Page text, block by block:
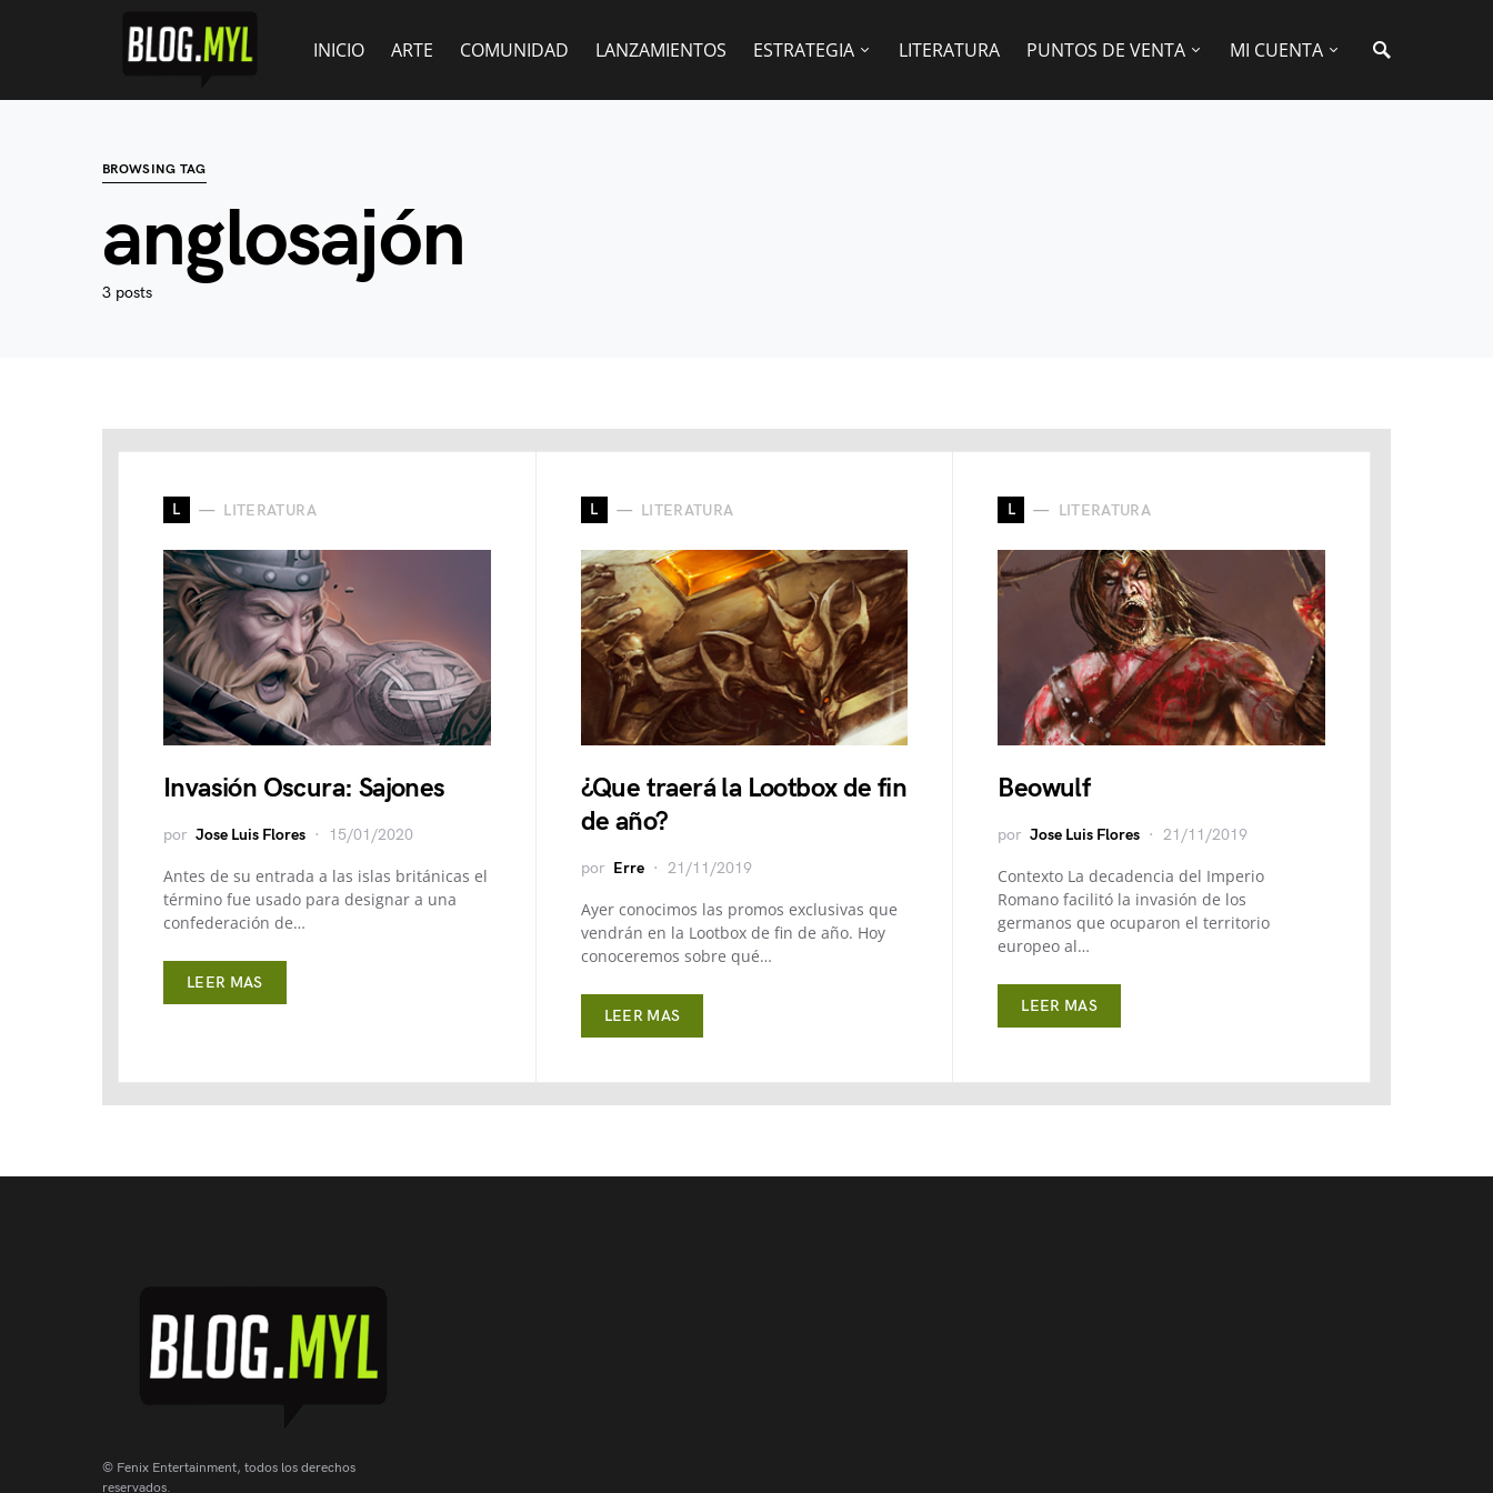
INICIO ARTE COMUNIDAD LANZAMIENTOS ESTRATEGIA LITERATURA PUNTOS DE VENTA MI CUENTA
BROWSING TAG
anglosajón
3 posts
L LITERATURA
Invasión Oscura: Sajones
por Jose Luis Flores 15/01/2020
Antes de su entrada a las islas británicas el
término fue usado para designar a una
confederación de…
LEER MAS
L LITERATURA
¿Que traerá la Lootbox de fin
de año?
por Erre 21/11/2019
Ayer conocimos las promos exclusivas que
vendrán en la Lootbox de fin de año. Hoy
conoceremos sobre qué…
LEER MAS
L LITERATURA
Beowulf
por Jose Luis Flores 21/11/2019
Contexto La decadencia del Imperio
Romano facilitó la invasión de los
germanos que ocuparon el territorio
europeo al…
LEER MAS
© Fenix Entertainment, todos los derechos
reservados.